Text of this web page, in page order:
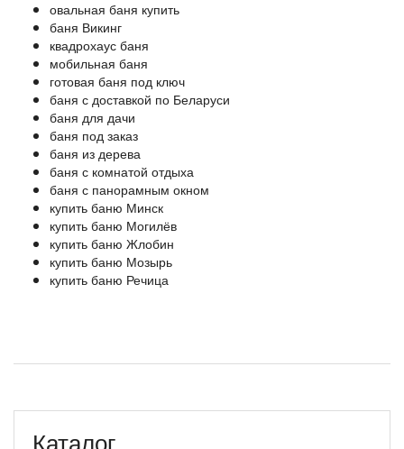
овальная баня купить
баня Викинг
квадрохаус баня
мобильная баня
готовая баня под ключ
баня с доставкой по Беларуси
баня для дачи
баня под заказ
баня из дерева
баня с комнатой отдыха
баня с панорамным окном
купить баню Минск
купить баню Могилёв
купить баню Жлобин
купить баню Мозырь
купить баню Речица
Каталог